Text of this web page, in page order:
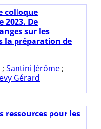
colloque
2023. De
sur les
la préparation de
; Santini Jérôme ;
Gérard
ressources pour les